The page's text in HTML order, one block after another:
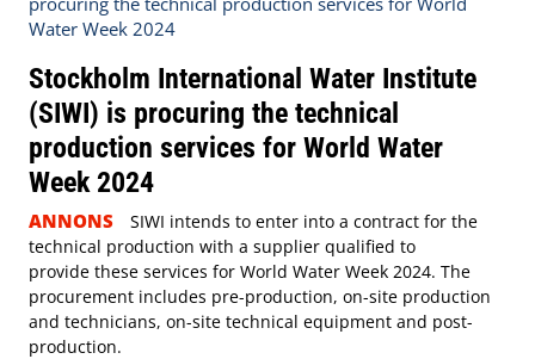
Stockholm International Water Institute
(SIWI) is procuring the technical
production services for World Water
Week 2024
ANNONS
SIWI intends to enter into a contract for the
technical production with a supplier qualified to
provide these services for World Water Week 2024. The
procurement includes pre-production, on-site production
and technicians, on-site technical equipment and post-
production.